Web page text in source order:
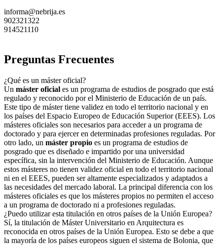
informa@nebrija.es
902321322
914521110
Preguntas Frecuentes
¿Qué es un máster oficial?
Un máster oficial es un programa de estudios de posgrado que está
regulado y reconocido por el Ministerio de Educación de un país.
Este tipo de máster tiene validez en todo el territorio nacional y en
los países del Espacio Europeo de Educación Superior (EEES). Los
másteres oficiales son necesarios para acceder a un programa de
doctorado y para ejercer en determinadas profesiones reguladas. Por
otro lado, un máster propio es un programa de estudios de
posgrado que es diseñado e impartido por una universidad
específica, sin la intervención del Ministerio de Educación. Aunque
estos másteres no tienen validez oficial en todo el territorio nacional
ni en el EEES, pueden ser altamente especializados y adaptados a
las necesidades del mercado laboral. La principal diferencia con los
másteres oficiales es que los másteres propios no permiten el acceso
a un programa de doctorado ni a profesiones reguladas.
¿Puedo utilizar esta titulación en otros países de la Unión Europea?
Sí, la titulación de Máster Universitario en Arquitectura es
reconocida en otros países de la Unión Europea. Esto se debe a que
la mayoría de los países europeos siguen el sistema de Bolonia, que